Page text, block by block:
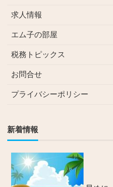
求人情報
エム子の部屋
税務トピックス
お問合せ
プライバシーポリシー
新着情報